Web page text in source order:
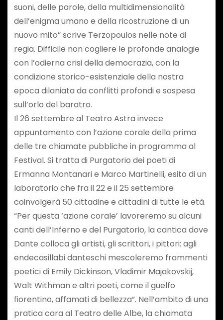
suoni, delle parole, della multidimensionalità
dell’enigma umano e della ricostruzione di un
nuovo mito” scrive Terzopoulos nelle note di
regia. Difficile non cogliere le profonde analogie
con l’odierna crisi della democrazia, con la
condizione storico-esistenziale della nostra
epoca dilaniata da conflitti profondi e sospesa
sull’orlo del baratro.
Il 26 settembre al Teatro Astra invece
appuntamento con l’azione corale della prima
delle tre chiamate pubbliche in programma al
Festival. Si tratta di Purgatorio dei poeti di
Ermanna Montanari e Marco Martinelli, esito di un
laboratorio che fra il 22 e il 25 settembre
coinvolgerà 50 cittadine e cittadini di tutte le età.
“Per questa ‘azione corale’ lavoreremo su alcuni
canti dell’Inferno e del Purgatorio, la cantica dove
Dante colloca gli artisti, gli scrittori, i pittori: agli
endecasillabi danteschi mescoleremo frammenti
poetici di Emily Dickinson, Vladimir Majakovskij,
Walt Withman e altri poeti, come il guelfo
fiorentino, affamati di bellezza”. Nell’ambito di una
pratica cara al Teatro delle Albe, la chiamata